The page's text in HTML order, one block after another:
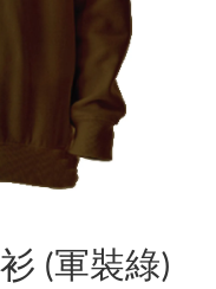
(軍裝綠)